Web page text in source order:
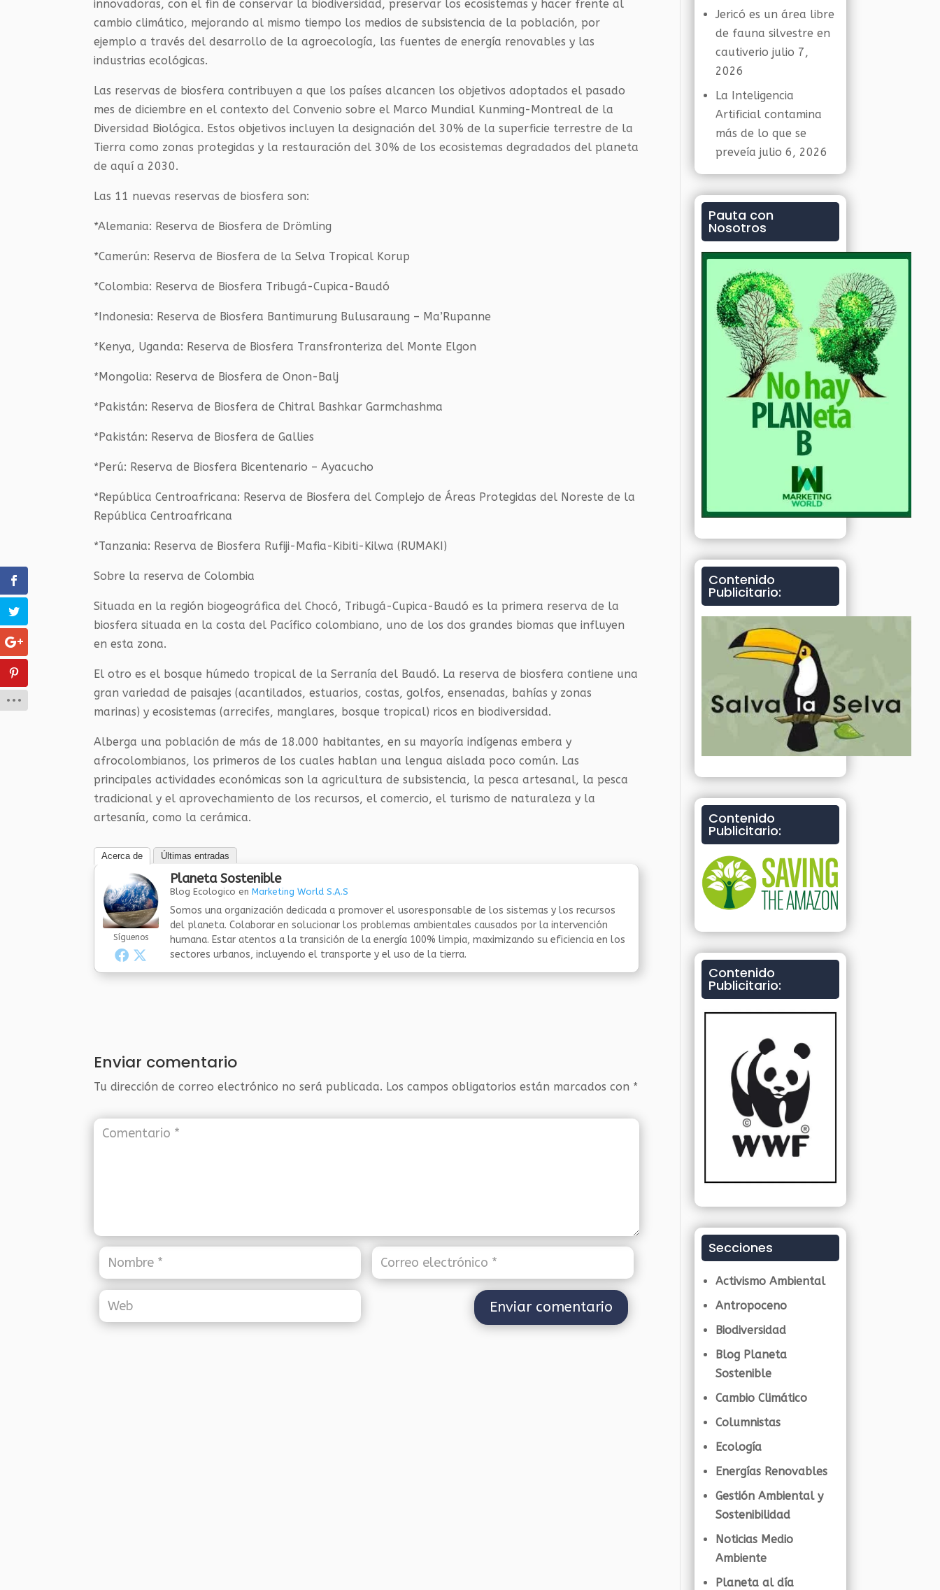
innovadoras, con el fin de conservar la biodiversidad, preservar los ecosistemas y hacer frente al
cambio climático, mejorando al mismo tiempo los medios de subsistencia de la población, por
ejemplo a través del desarrollo de la agroecología, las fuentes de energía renovables y las
industrias ecológicas.
Las reservas de biosfera contribuyen a que los países alcancen los objetivos adoptados el pasado
mes de diciembre en el contexto del Convenio sobre el Marco Mundial Kunming-Montreal de la
Diversidad Biológica. Estos objetivos incluyen la designación del 30% de la superficie terrestre de la
Tierra como zonas protegidas y la restauración del 30% de los ecosistemas degradados del planeta
de aquí a 2030.
Las 11 nuevas reservas de biosfera son:
*Alemania: Reserva de Biosfera de Drömling
*Camerún: Reserva de Biosfera de la Selva Tropical Korup
*Colombia: Reserva de Biosfera Tribugá-Cupica-Baudó
*Indonesia: Reserva de Biosfera Bantimurung Bulusaraung – Ma’Rupanne
*Kenya, Uganda: Reserva de Biosfera Transfronteriza del Monte Elgon
*Mongolia: Reserva de Biosfera de Onon-Balj
*Pakistán: Reserva de Biosfera de Chitral Bashkar Garmchashma
*Pakistán: Reserva de Biosfera de Gallies
*Perú: Reserva de Biosfera Bicentenario – Ayacucho
*República Centroafricana: Reserva de Biosfera del Complejo de Áreas Protegidas del Noreste de la
República Centroafricana
*Tanzania: Reserva de Biosfera Rufiji-Mafia-Kibiti-Kilwa (RUMAKI)
Sobre la reserva de Colombia
Situada en la región biogeográfica del Chocó, Tribugá-Cupica-Baudó es la primera reserva de la
biosfera situada en la costa del Pacífico colombiano, uno de los dos grandes biomas que influyen
en esta zona.
El otro es el bosque húmedo tropical de la Serranía del Baudó. La reserva de biosfera contiene una
gran variedad de paisajes (acantilados, estuarios, costas, golfos, ensenadas, bahías y zonas
marinas) y ecosistemas (arrecifes, manglares, bosque tropical) ricos en biodiversidad.
Alberga una población de más de 18.000 habitantes, en su mayoría indígenas embera y
afrocolombianos, los primeros de los cuales hablan una lengua aislada poco común. Las
principales actividades económicas son la agricultura de subsistencia, la pesca artesanal, la pesca
tradicional y el aprovechamiento de los recursos, el comercio, el turismo de naturaleza y la
artesanía, como la cerámica.
Acerca de Últimas entradas
Síguenos
Planeta Sostenible
Blog Ecologico enMarketing World S.A.S
Somos una organización dedicada a promover el usoresponsable de los sistemas y los recursos
del planeta. Colaborar en solucionar los problemas ambientales causados por la intervención
humana. Estar atentos a la transición de la energía 100% limpia, maximizando su eficiencia en los
sectores urbanos, incluyendo el transporte y el uso de la tierra.
Enviar comentario
Tu dirección de correo electrónico no será publicada. Los campos obligatorios están marcados con *
Jericó es un área libre
de fauna silvestre en
cautiverio julio 7,
2026
La Inteligencia
Artificial contamina
más de lo que se
preveía julio 6, 2026
Pauta con
Nosotros
Contenido
Publicitario:
Contenido
Publicitario:
Contenido
Publicitario:
Secciones
Activismo Ambiental
Antropoceno
Biodiversidad
Blog Planeta
Sostenible
Cambio Climático
Columnistas
Ecología
Energías Renovables
Gestión Ambiental y
Sostenibilidad
Noticias Medio
Ambiente
Planeta al día